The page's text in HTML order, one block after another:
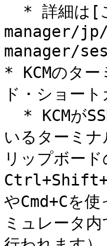
manager/
manager/
* KCMのター
ド・ショート
いるターミ
リップボー
やCmd+Cを
ミュレータ